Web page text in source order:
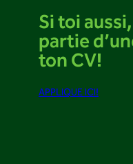
Si toi
partie
ton CV!
APPLIQUE ICI!